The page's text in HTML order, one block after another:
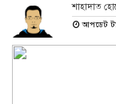
শাহাদাত
আপডেট